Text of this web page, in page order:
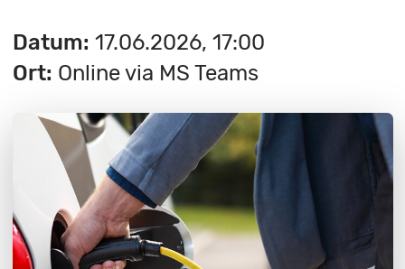
Datum: 17.06.2026, 17:00
Ort: Online via MS Teams